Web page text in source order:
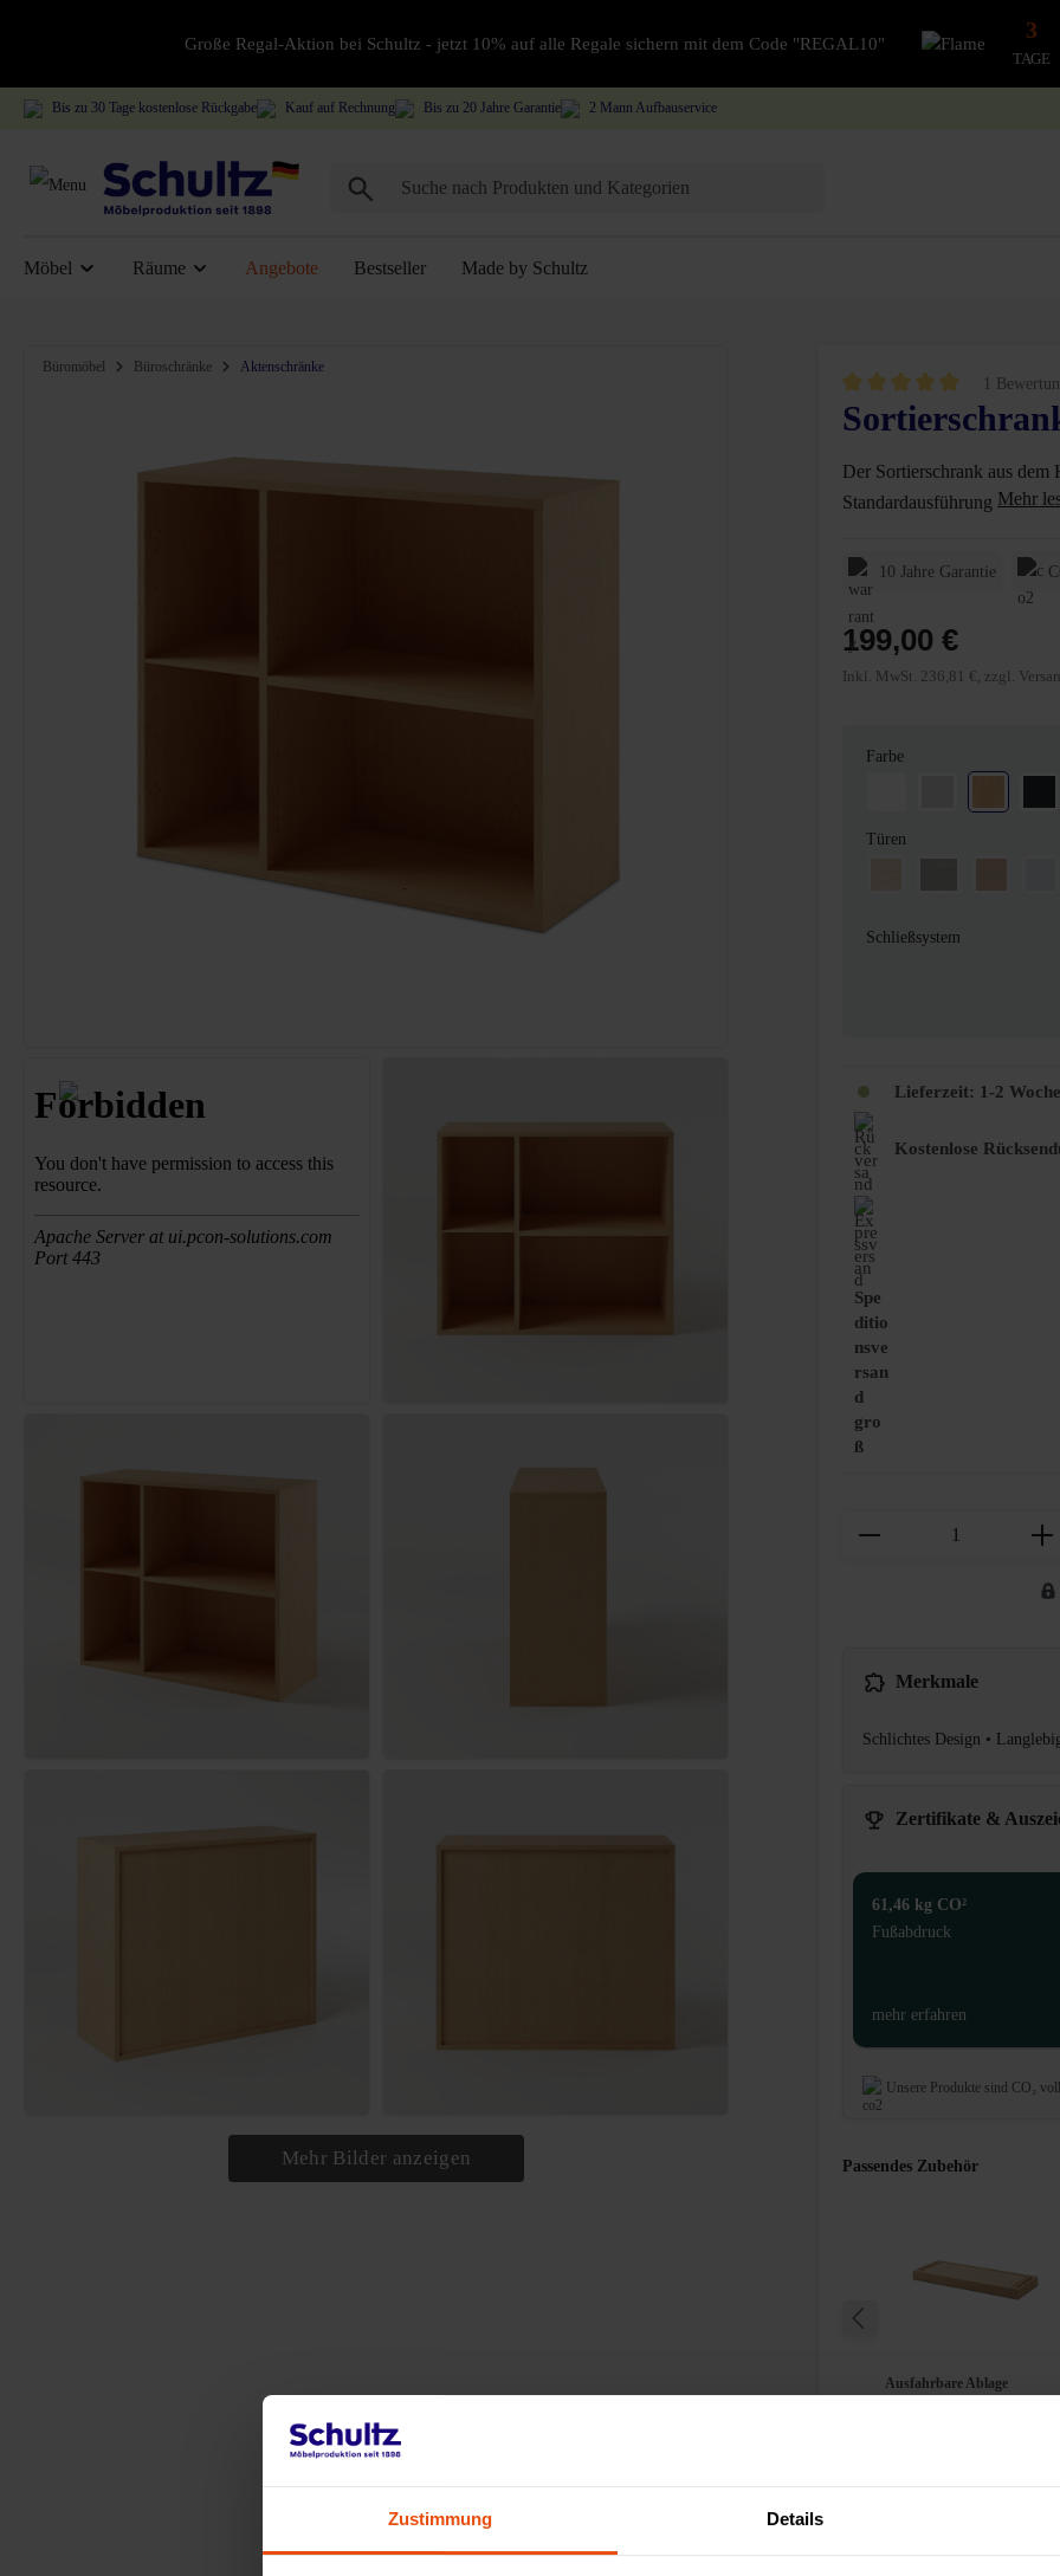
Zustimmung Details
Große Regal-Aktion bei Schultz - jetzt 10% auf alle Regale sichern mit dem Code "REGAL10"
3
TAGE
Bis zu 30 Tage kostenlose Rückgabe Kauf auf Rechnung Bis zu 20 Jahre Garantie 2 Mann Aufbauservice
Möbel Räume Angebote Bestseller Made by Schultz
Bildergalerie überspringen
Büromöbel Büroschränke Aktenschränke
Mehr Bilder anzeigen
Durchschnittliche Bewertung
1
Der Sortierschrank aus
Standardausführung
10 Jahre Garantie
199,00 €
Inkl. MwSt. 236,81 €, zzgl.
Farbeauswählen
LichtgrauBuche
Türen
Chateau EicheKirschbaum
Schließsystem
Lieferzeit: 1-2
Kostenlose
Spe
ditio
nsve
rsan
d
gro
ß
Produkt Anzahl:
Merkmale
Schlichtes Design •
Zertifikate &
61,46 kg CO²
Fußabdruck
mehr erfahren
Unsere Produkte sind CO₂
Passendes Zubehör
Durchschnittliche Bewertung von 5 von 5 Sternen
74,00 €
Ausfahrbare Ablage